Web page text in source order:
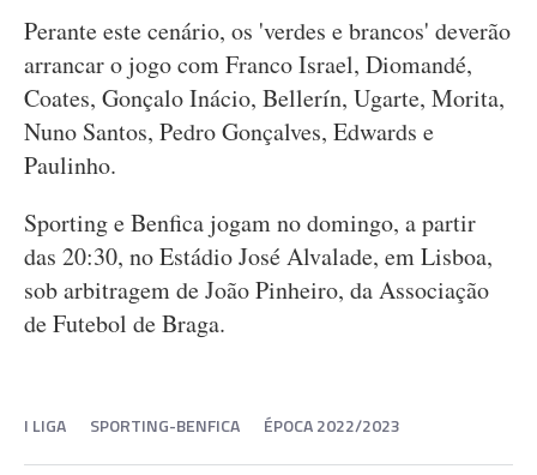
Perante este cenário, os 'verdes e brancos' deverão
arrancar o jogo com Franco Israel, Diomandé,
Coates, Gonçalo Inácio, Bellerín, Ugarte, Morita,
Nuno Santos, Pedro Gonçalves, Edwards e
Paulinho.
Sporting e Benfica jogam no domingo, a partir
das 20:30, no Estádio José Alvalade, em Lisboa,
sob arbitragem de João Pinheiro, da Associação
de Futebol de Braga.
I LIGA SPORTING-BENFICA ÉPOCA 2022/2023